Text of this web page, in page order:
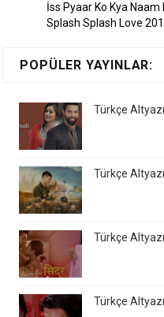
İss Pyaar Ko Kya Naam
Splash Splash Love
POPÜLER YAYINLAR:
Türkçe
Türkçe
Türkçe
Türkçe